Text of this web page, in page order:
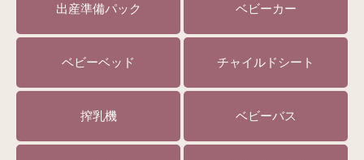
出産準備パック ベビーカー
ベビーベッド チャイルドシート
搾乳機 ベビーバス